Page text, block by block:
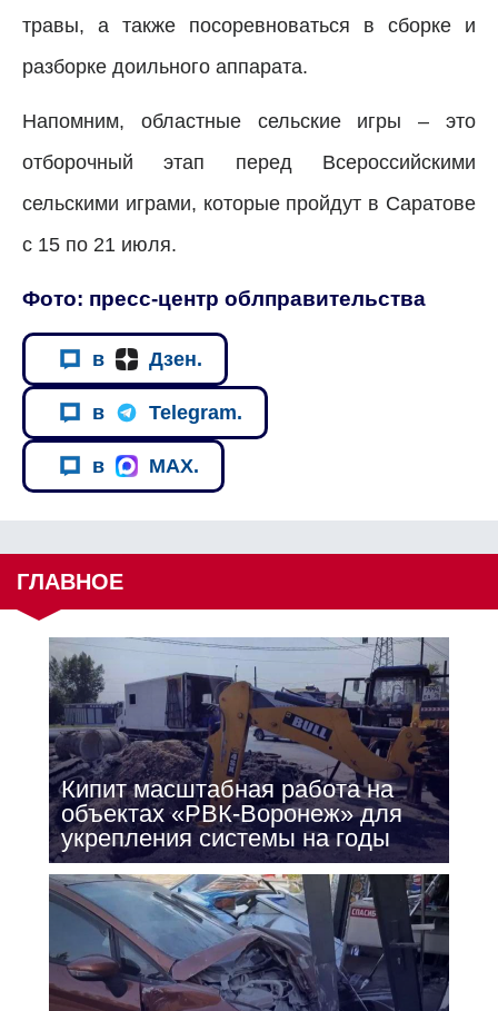
травы, а также посоревноваться в сборке и
разборке доильного аппарата.
Напомним, областные сельские игры – это
отборочный этап перед Всероссийскими
сельскими играми, которые пройдут в Саратове
с 15 по 21 июля.
Фото: пресс-центр облправительства
в Дзен.
в Telegram.
в MAX.
ГЛАВНОЕ
Кипит масштабная работа на
объектах «РВК-Воронеж» для
укрепления системы на годы